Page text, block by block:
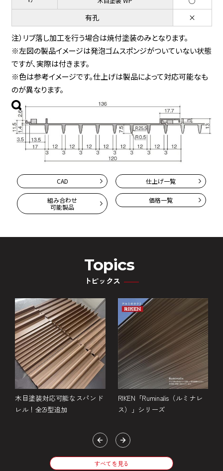
有孔
×
注）リブ落し加工を行う場合は焼付塗装のみとなります。
※左図の製品イメージは発泡ゴムスポンジがついていない状態
ですが、実際は付きます。
※色は参考イメージです。仕上げは製品によって対応可能なも
のが異なります。
CAD 仕上げ一覧
組み合わせ
可能製品
価格一覧
Topics
トピックス
木目塗装対応可能なスパンド
レル！全29型追加
RIKEN「Ruminalis（ルミナレ
ス）」シリーズ
すべてを見る